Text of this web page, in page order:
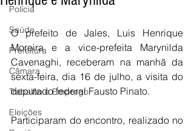
Polícia
Saúde
Prefeitura
Câmara
Trabalho e Emprego
Eleições
O prefeito de Jales, Luis Henrique
Moreira e a vice-prefeita Marynilda
Cavenaghi, receberam na manhã da
sexta-feira, dia 16 de julho, a visita do
deputado federal Fausto Pinato.
Participaram do encontro, realizado no